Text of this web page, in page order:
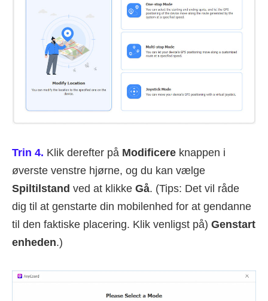
Trin 4. Klik derefter på Modificere knappen i
øverste venstre hjørne, og du kan vælge
Spiltilstand ved at klikke Gå. (Tips: Det vil råde
dig til at genstarte din mobilenhed for at gendanne
til den faktiske placering. Klik venligst på) Genstart
enheden.)